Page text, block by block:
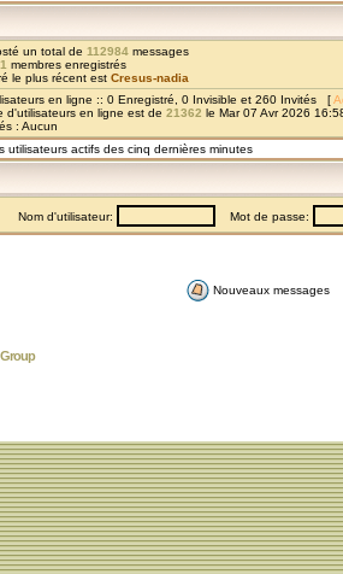
un total de 112984 messages
membres enregistrés
le plus récent est Cresus-nadia
en ligne :: 0 Enregistré, 0 Invisible et 260 Invités [
d'utilisateurs en ligne est de 21362 le Mar 07 Avr 2026
: Aucun
utilisateurs actifs des cinq dernières minutes
Nom d'utilisateur: Mot de passe:
Nouveaux messages